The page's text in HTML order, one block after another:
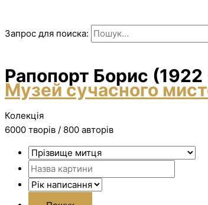
Запрос для поиска:
Рапопорт Борис
Музей сучасного
Колекція
6000 творiв / 800 авторів